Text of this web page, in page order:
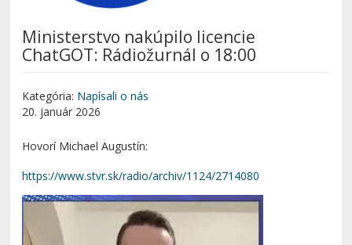
Ministerstvo nakúpilo licencie
ChatGOT: Rádiožurnál o 18:00
Kategória: Napísali o nás
20. január 2026
Hovorí Michael Augustín:
https://www.stvr.sk/radio/archiv/1124/2714080